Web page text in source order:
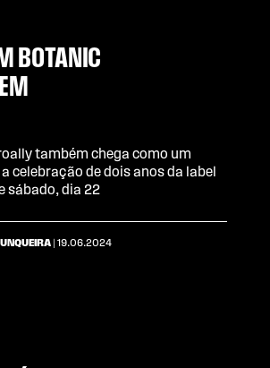
BOTANIC
também chega como um
celebração de dois anos da label
sábado, dia 22
| 19.06.2024